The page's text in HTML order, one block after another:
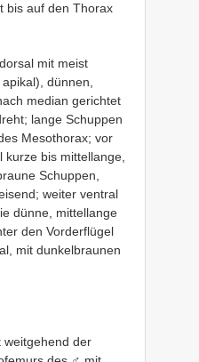
bis auf den Thorax
mit meist
dünnen,
median gerichtet
lange Schuppen
Mesothorax; vor
kurze bis mittellange,
Schuppen,
weiter ventral
dünne, mittellange
den Vorderflügel
mit dunkelbraunen
weitgehend der